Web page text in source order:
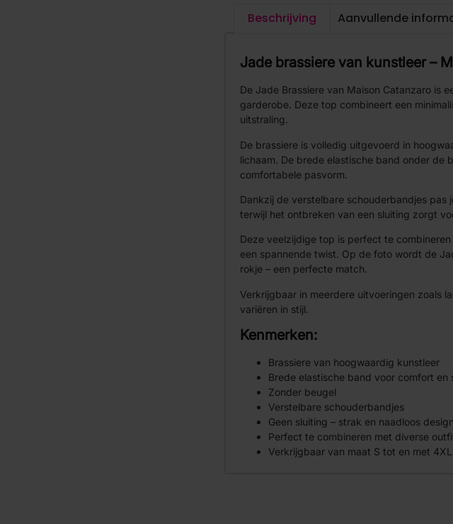
Beschrijving Aanvullende
Jade brassiere van kunstleer –
De Jade Brassiere van Maison Catanzaro is
garderobe. Deze top combineert een
uitstraling.
De brassiere is volledig uitgevoerd in
lichaam. De brede elastische band onder de
comfortabele pasvorm.
Dankzij de verstelbare schouderbandjes pas
terwijl het ontbreken van een sluiting zorgt
Deze veelzijdige top is perfect te
een spannende twist. Op de foto wordt de
rokje – een perfecte match.
Verkrijgbaar in meerdere uitvoeringen zoals
variëren in stijl.
Kenmerken:
Brassiere van hoogwaardig kunstleer
Brede elastische band voor comfort en
Zonder beugel
Verstelbare schouderbandjes
Geen sluiting – strak en naadloos design
Perfect te combineren met diverse
Verkrijgbaar van maat S tot en met 4XL